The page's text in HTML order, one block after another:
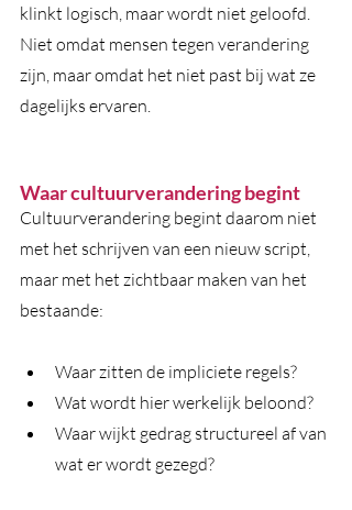
klinkt logisch, maar wordt niet geloofd.
Niet omdat mensen tegen verandering
zijn, maar omdat het niet past bij wat ze
dagelijks ervaren.
Waar cultuurverandering begint
Cultuurverandering begint daarom niet
met het schrijven van een nieuw script,
maar met het zichtbaar maken van het
bestaande:
Waar zitten de impliciete regels?
Wat wordt hier werkelijk beloond?
Waar wijkt gedrag structureel af van
wat er wordt gezegd?